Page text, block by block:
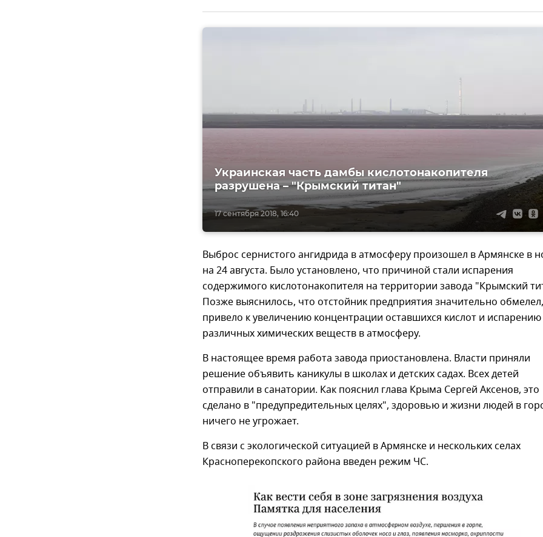
17 сентября 2018, 16:40
Украинская часть дамбы кислотонакопителя
разрушена – "Крымский титан"
Выброс сернистого ангидрида в атмосферу произошел в Армянске в
на 24 августа. Было установлено, что причиной стали испарения
содержимого кислотонакопителя на территории завода "Крымский
Позже выяснилось, что отстойник предприятия значительно
привело к увеличению концентрации оставшихся кислот и испарению
различных химических веществ в атмосферу.
В настоящее время работа завода приостановлена. Власти приняли
решение объявить каникулы в школах и детских садах. Всех детей
отправили в санатории. Как пояснил глава Крыма Сергей Аксенов, это
сделано в "предупредительных целях", здоровью и жизни людей в
ничего не угрожает.
В связи с экологической ситуацией в Армянске и нескольких селах
Красноперекопского района введен режим ЧС.